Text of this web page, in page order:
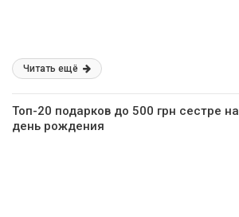
Читать ещё
Топ-20 подарков до 500 грн сестре на
день рождения